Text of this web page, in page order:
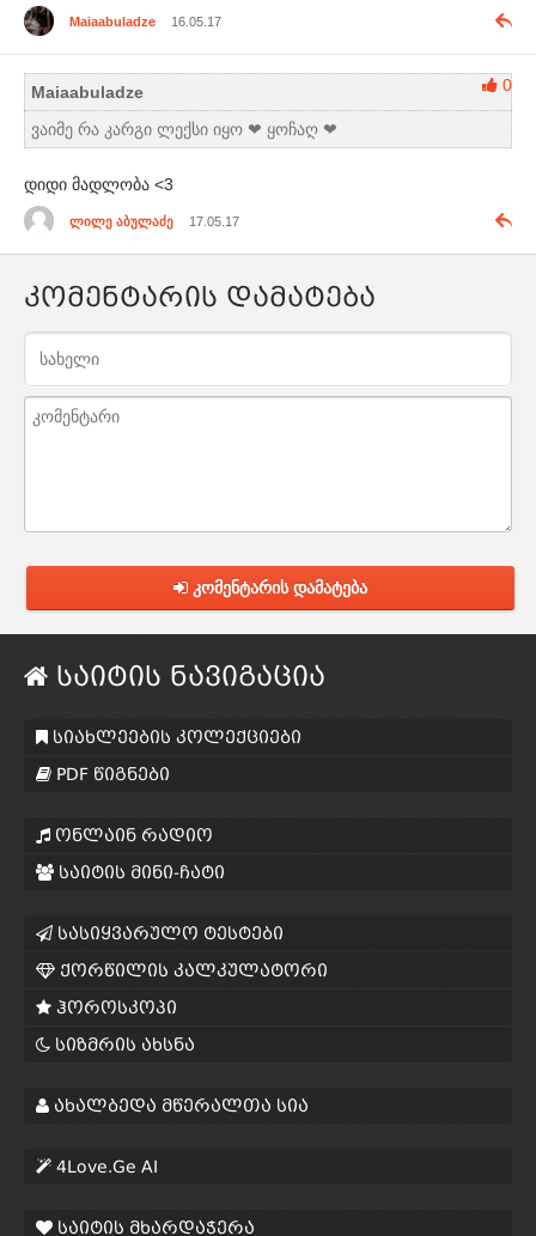
Maiaabuladze 16.05.17
0
Maiaabuladze
ვაიმე რა კარგი ლექსი იყო ❤ ყოჩაღ ❤
დიდი მადლობა <3
ლილე აბულაძე 17.05.17
კომენტარის დამატება
კომენტარის დამატება
საიტის ნავიგაცია
სიახლეების კოლექციები
PDF წიგნები
ონლაინ რადიო
საიტის მინი-ჩატი
სასიყვარულო ტესტები
ქორწილის კალკულატორი
ჰოროსკოპი
სიზმრის ახსნა
ახალბედა მწერალთა სია
4Love.Ge AI
საიტის მხარდაჭერა